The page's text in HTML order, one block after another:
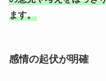
ます。
感情の起伏が明確